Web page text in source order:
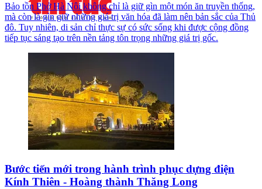
Bảo tồn Phở Hà Nội không chỉ là giữ gìn một món ăn truyền thống,
mà còn là gìn giữ những giá trị văn hóa đã làm nên bản sắc của Thủ
đô. Tuy nhiên, di sản chỉ thực sự có sức sống khi được cộng đồng
tiếp tục sáng tạo trên nền tảng tôn trọng những giá trị gốc.
Bước tiến mới trong hành trình phục dựng điện
Kính Thiên - Hoàng thành Thăng Long